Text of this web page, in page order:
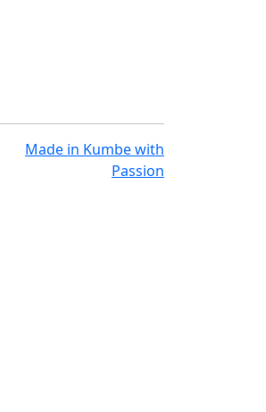
Made in Kumbewith
Passion